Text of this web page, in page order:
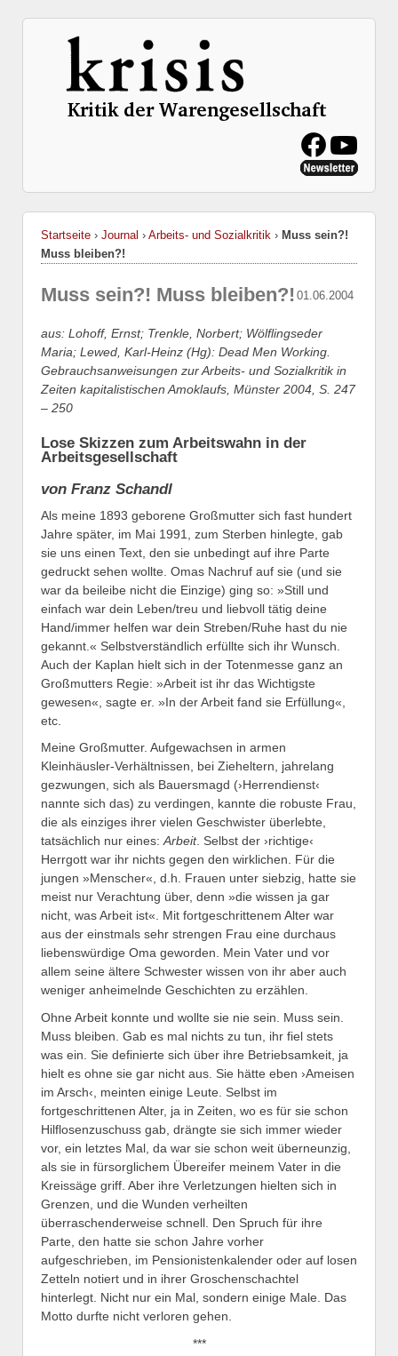
Startseite › Journal › Arbeits- und Sozialkritik › Muss sein?!
Muss bleiben?!
01.06.2004
Muss sein?! Muss bleiben?!
aus: Lohoff, Ernst; Trenkle, Norbert; Wölflingseder
Maria; Lewed, Karl-Heinz (Hg): Dead Men Working.
Gebrauchsanweisungen zur Arbeits- und Sozialkritik in
Zeiten kapitalistischen Amoklaufs, Münster 2004, S. 247
– 250
Lose Skizzen zum Arbeitswahn in der
Arbeitsgesellschaft
von Franz Schandl
Als meine 1893 geborene Großmutter sich fast hundert
Jahre später, im Mai 1991, zum Sterben hinlegte, gab
sie uns einen Text, den sie unbedingt auf ihre Parte
gedruckt sehen wollte. Omas Nachruf auf sie (und sie
war da beileibe nicht die Einzige) ging so: »Still und
einfach war dein Leben/treu und liebvoll tätig deine
Hand/immer helfen war dein Streben/Ruhe hast du nie
gekannt.« Selbstverständlich erfüllte sich ihr Wunsch.
Auch der Kaplan hielt sich in der Totenmesse ganz an
Großmutters Regie: »Arbeit ist ihr das Wichtigste
gewesen«, sagte er. »In der Arbeit fand sie Erfüllung«,
etc.
Meine Großmutter. Aufgewachsen in armen
Kleinhäusler-Verhältnissen, bei Zieheltern, jahrelang
gezwungen, sich als Bauersmagd (›Herrendienst‹
nannte sich das) zu verdingen, kannte die robuste Frau,
die als einziges ihrer vielen Geschwister überlebte,
tatsächlich nur eines:Arbeit. Selbst der ›richtige‹
Herrgott war ihr nichts gegen den wirklichen. Für die
jungen »Menscher«, d.h. Frauen unter siebzig, hatte sie
meist nur Verachtung über, denn »die wissen ja gar
nicht, was Arbeit ist«. Mit fortgeschrittenem Alter war
aus der einstmals sehr strengen Frau eine durchaus
liebenswürdige Oma geworden. Mein Vater und vor
allem seine ältere Schwester wissen von ihr aber auch
weniger anheimelnde Geschichten zu erzählen.
Ohne Arbeit konnte und wollte sie nie sein. Muss sein.
Muss bleiben. Gab es mal nichts zu tun, ihr fiel stets
was ein. Sie definierte sich über ihre Betriebsamkeit, ja
hielt es ohne sie gar nicht aus. Sie hätte eben ›Ameisen
im Arsch‹, meinten einige Leute. Selbst im
fortgeschrittenen Alter, ja in Zeiten, wo es für sie schon
Hilflosenzuschuss gab, drängte sie sich immer wieder
vor, ein letztes Mal, da war sie schon weit überneunzig,
als sie in fürsorglichem Übereifer meinem Vater in die
Kreissäge griff. Aber ihre Verletzungen hielten sich in
Grenzen, und die Wunden verheilten
überraschenderweise schnell. Den Spruch für ihre
Parte, den hatte sie schon Jahre vorher
aufgeschrieben, im Pensionistenkalender oder auf losen
Zetteln notiert und in ihrer Groschenschachtel
hinterlegt. Nicht nur ein Mal, sondern einige Male. Das
Motto durfte nicht verloren gehen.
***